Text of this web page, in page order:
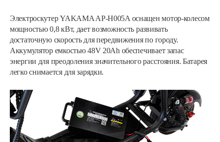
Электроскутер YAKAMA AP-H005A оснащен мотор-колесом
мощностью 0,8 кВт, дает возможность развивать
достаточную скорость для передвижения по городу.
Аккумулятор емкостью 48V 20Ah обеспечивает запас
энергии для преодоления значительного расстояния. Батарея
легко снимается для зарядки.